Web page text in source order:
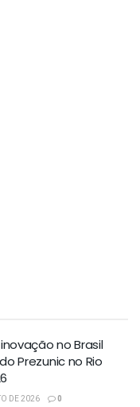
no Brasil
Prezunic no Rio
DE 2026 0